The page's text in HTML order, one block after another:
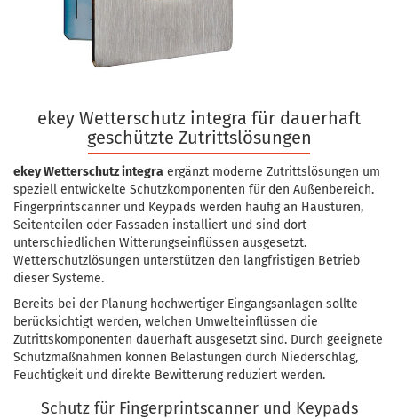
ekey Wetterschutz integra für dauerhaft
geschützte Zutrittslösungen
ekey Wetterschutz integra ergänzt moderne Zutrittslösungen um
speziell entwickelte Schutzkomponenten für den Außenbereich.
Fingerprintscanner und Keypads werden häufig an Haustüren,
Seitenteilen oder Fassaden installiert und sind dort
unterschiedlichen Witterungseinflüssen ausgesetzt.
Wetterschutzlösungen unterstützen den langfristigen Betrieb
dieser Systeme.
Bereits bei der Planung hochwertiger Eingangsanlagen sollte
berücksichtigt werden, welchen Umwelteinflüssen die
Zutrittskomponenten dauerhaft ausgesetzt sind. Durch geeignete
Schutzmaßnahmen können Belastungen durch Niederschlag,
Feuchtigkeit und direkte Bewitterung reduziert werden.
Schutz für Fingerprintscanner und Keypads